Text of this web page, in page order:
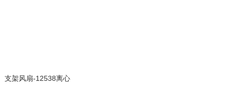
支架风扇-12538离心